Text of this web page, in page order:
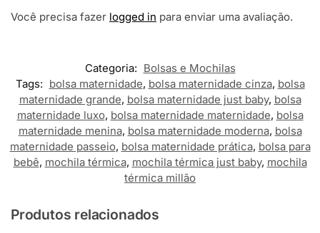
Você precisa fazer logged in para enviar uma avaliação.
Categoria: Bolsas e Mochilas
Tags: bolsa maternidade, bolsa maternidade cinza, bolsa
maternidade grande, bolsa maternidade just baby, bolsa
maternidade luxo, bolsa maternidade maternidade, bolsa
maternidade menina, bolsa maternidade moderna, bolsa
maternidade passeio, bolsa maternidade prática, bolsa para
bebê, mochila térmica, mochila térmica just baby, mochila
térmica millão
Produtos relacionados